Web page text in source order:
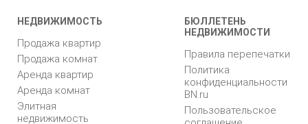
НЕДВИЖИМОСТЬ
Продажа квартир
Продажа комнат
Аренда квартир
Аренда комнат
Элитная
недвижимость
БЮЛЛЕТЕНЬ
НЕДВИЖИМОСТИ
Правила перепечатки
Политика
конфиденциальности
BN.ru
Пользовательское